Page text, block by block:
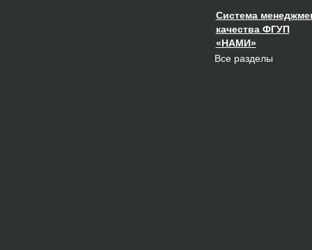
Система
качества ФГУП
«НАМИ»
Все разделы